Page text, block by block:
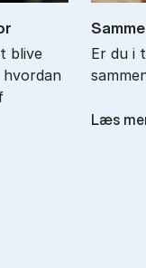
blive
hvordan
Er du i
Læs